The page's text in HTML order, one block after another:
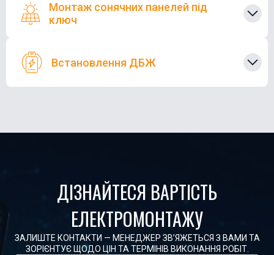
Монтаж сонячних панелей під
ключ
Встановлення ДБЖ
ДІЗНАЙТЕСЯ ВАРТІСТЬ
ЕЛЕКТРОМОНТАЖУ
ЗАЛИШТЕ КОНТАКТИ — МЕНЕДЖЕР ЗВ’ЯЖЕТЬСЯ З ВАМИ ТА
ЗОРІЄНТУЄ ЩОДО ЦІН ТА ТЕРМІНІВ ВИКОНАННЯ РОБІТ.